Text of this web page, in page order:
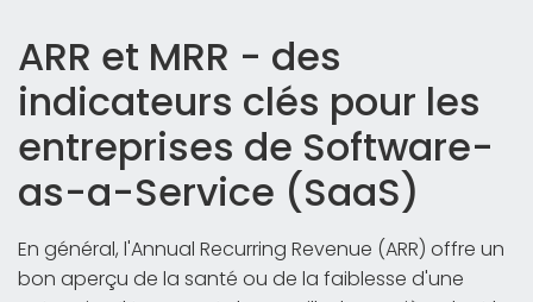
ARR et MRR - des
indicateurs clés pour les
entreprises de Software-
as-a-Service (SaaS)
En général, l'Annual Recurring Revenue (ARR) offre un
bon aperçu de la santé ou de la faiblesse d'une